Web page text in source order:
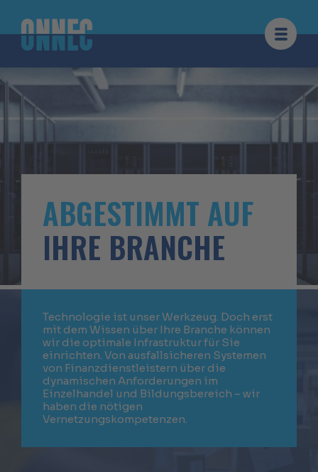
ABGESTIMMT AUF
IHRE BRANCHE
Technologie ist unser Werkzeug. Doch erst
mit dem Wissen über Ihre Branche können
wir die optimale Infrastruktur für Sie
einrichten. Von ausfallsicheren Systemen
von Finanzdienstleistern über die
dynamischen Anforderungen im
Einzelhandel und Bildungsbereich – wir
haben die nötigen
Vernetzungskompetenzen.